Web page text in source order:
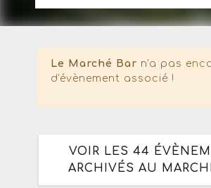
Le Marché Bar n'a pas
d'évènement associé !
VOIR LES 44
ARCHIVÉS AU